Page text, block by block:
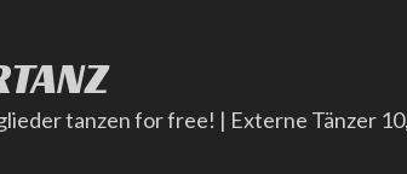
tanzen for free! | Externe Tänzer